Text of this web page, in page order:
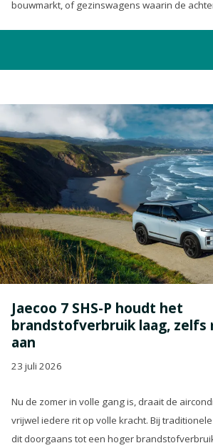
bouwmarkt, of gezinswagens waarin de
zeulen. We houden van onze auto’s en we
Jaecoo 7 SHS-P houdt het
brandstofverbruik laag, zelfs
aan
23 juli 2026
Nu de zomer in volle gang is, draait de
vrijwel iedere rit op volle kracht. Bij
dit doorgaans tot een hoger